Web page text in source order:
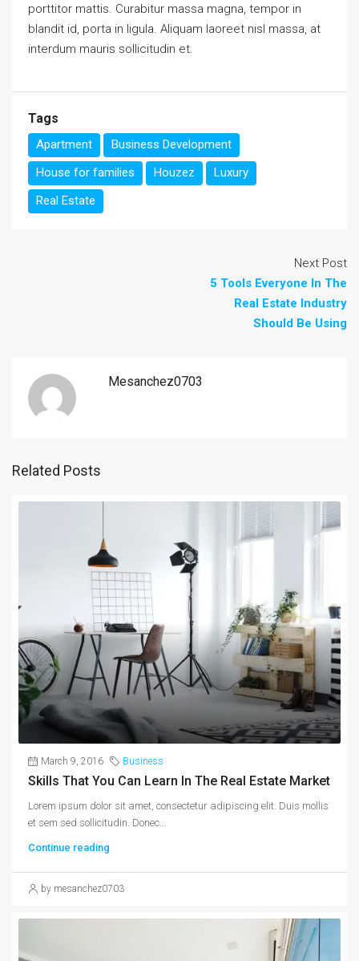
porttitor mattis. Curabitur massa magna, tempor in
blandit id, porta in ligula. Aliquam laoreet nisl massa, at
interdum mauris sollicitudin et.
Tags
Apartment
Business Development
House for families
Houzez
Luxury
Real Estate
Next Post
5 Tools Everyone In The
Real Estate Industry
Should Be Using
Mesanchez0703
Related Posts
March 9, 2016 Business
Skills That You Can Learn In The Real Estate Market
Lorem ipsum dolor sit amet, consectetur adipiscing elit. Duis mollis
et sem sed sollicitudin. Donec...
Continue reading
by mesanchez0703